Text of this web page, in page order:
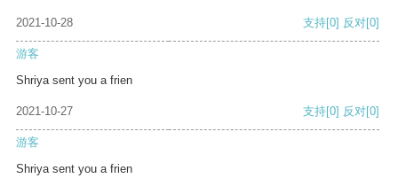
2021-10-28 支持[0] 反对[0]
游客
Shriya sent you a frien
2021-10-27 支持[0] 反对[0]
游客
Shriya sent you a frien